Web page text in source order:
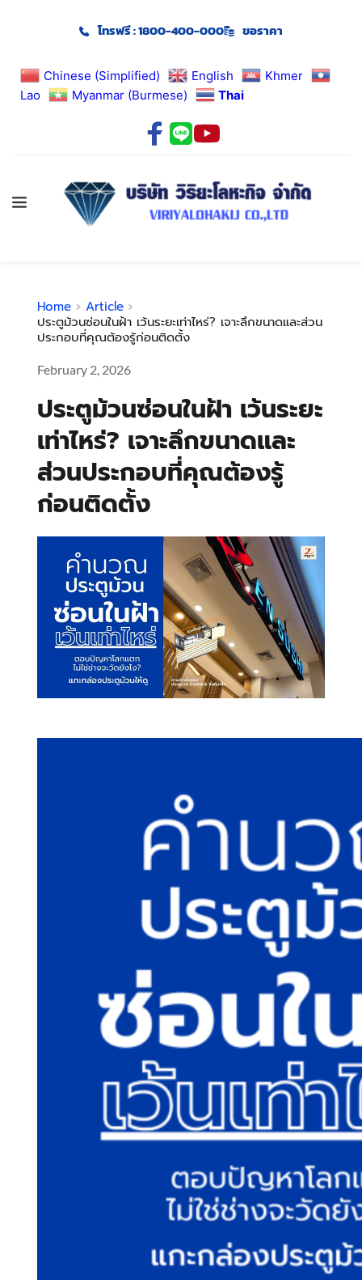
Chinese (Simplified) English
Khmer
Lao
Myanmar (Burmese) Thai
โทรฟรี : 1800-400-000 ขอราคา
Home
Article
ประตูม้วนซ่อนในฝ้า เว้นระยะเท่าไหร่? เจาะลึกขนาดและส่วน
ประกอบที่คุณต้องรู้ก่อนติดตั้ง
February 2, 2026
ประตูม้วนซ่อนในฝ้า เว้นระยะ
เท่าไหร่? เจาะลึกขนาดและ
ส่วนประกอบที่คุณต้องรู้
ก่อนติดตั้ง